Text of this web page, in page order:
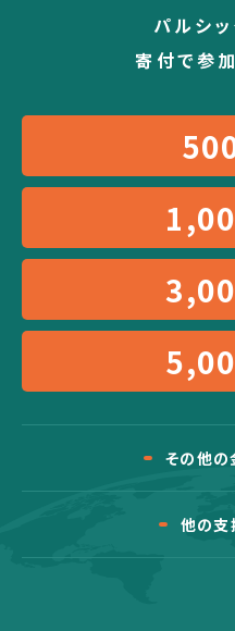
パルシ
寄付で参
その他の
他の支